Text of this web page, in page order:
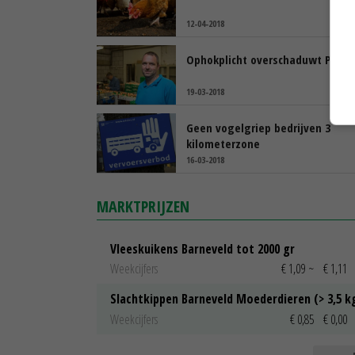
12-04-2018
Ophokplicht overschaduwt Pasen
19-03-2018
Geen vogelgriep bedrijven 3
kilometerzone
16-03-2018
MARKTPRIJZEN
Vleeskuikens Barneveld tot 2000 gr
Weekcijfers
€ 1,09 ~ € 1,11
Slachtkippen Barneveld Moederdieren (> 3,5
Weekcijfers
€ 0,85 € 0,00